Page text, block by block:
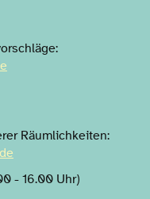
Räumlichkeiten:
- 16.00 Uhr)